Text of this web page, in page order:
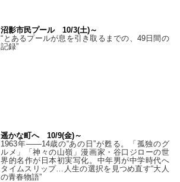
沼影市民プール 10/3(土)～
“とあるプールが息を引き取るまでの、49日間の
記録”
遥かな町へ 10/9(金)～
1963年――14歳の“あの日”が甦る。「孤独のグ
ルメ」「神々の山嶺」漫画家・谷口ジローの世
界的名作が日本初実写化。中年男が中学時代へ
タイムスリップ…人生の選択を見つめ直す“大人
の青春物語”